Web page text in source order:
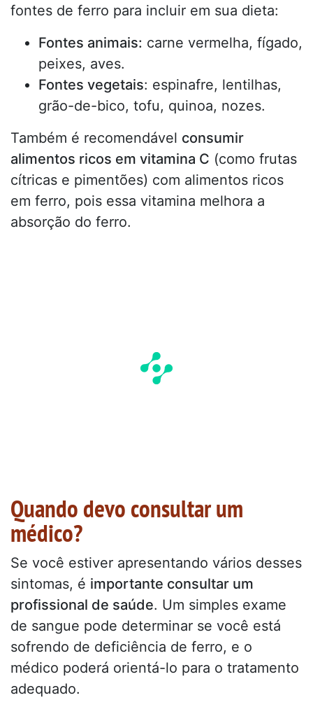
fontes de ferro para incluir em sua dieta:
Fontes animais: carne vermelha, fígado,
peixes, aves.
Fontes vegetais: espinafre, lentilhas,
grão-de-bico, tofu, quinoa, nozes.
Também é recomendável consumir
alimentos ricos em vitamina C (como frutas
cítricas e pimentões) com alimentos ricos
em ferro, pois essa vitamina melhora a
absorção do ferro.
Quando devo consultar um
médico?
Se você estiver apresentando vários desses
sintomas, é importante consultar um
profissional de saúde. Um simples exame
de sangue pode determinar se você está
sofrendo de deficiência de ferro, e o
médico poderá orientá-lo para o tratamento
adequado.